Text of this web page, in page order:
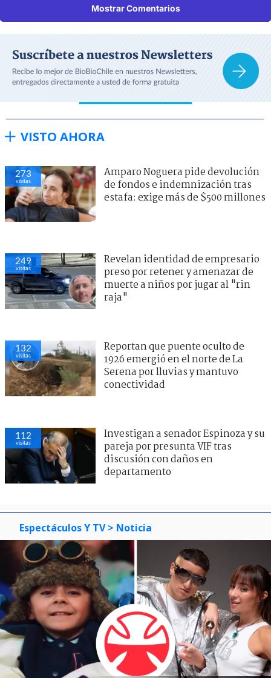
Mostrar Comentarios
VISTO AHORA
273
visitas
Amparo Noguera pide devolución
de fondos e indemnización tras
estafa: exige más de $500 millones
249
visitas
Revelan identidad de empresario
preso por retener y amenazar de
muerte a niños por jugar al "rin
raja"
132
visitas
Reportan que puente oculto de
1926 emergió en el norte de La
Serena por lluvias y mantuvo
conectividad
112
visitas
Investigan a senador Espinoza y su
pareja por presunta VIF tras
discusión con daños en
departamento
Espectáculos Y TV > Noticia